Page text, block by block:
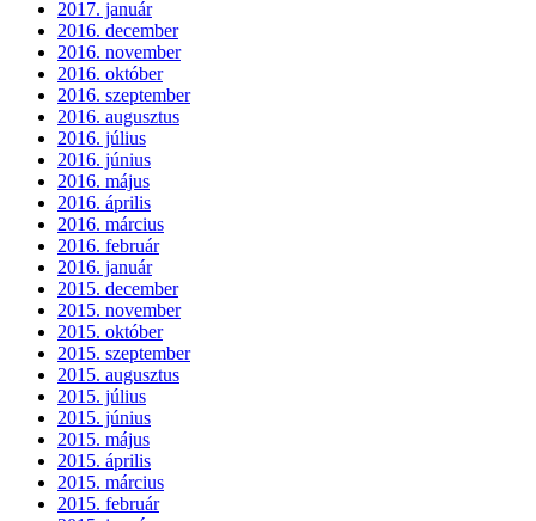
2017. január
2016. december
2016. november
2016. október
2016. szeptember
2016. augusztus
2016. július
2016. június
2016. május
2016. április
2016. március
2016. február
2016. január
2015. december
2015. november
2015. október
2015. szeptember
2015. augusztus
2015. július
2015. június
2015. május
2015. április
2015. március
2015. február